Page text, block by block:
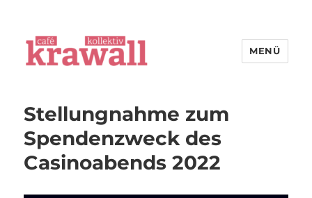
MENÜ
Stellungnahme zum
Spendenzweck des
Casinoabends 2022